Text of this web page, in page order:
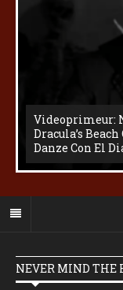
Videoprimeur:
Dracula’s
Danze Con El
NEVER MIND THE